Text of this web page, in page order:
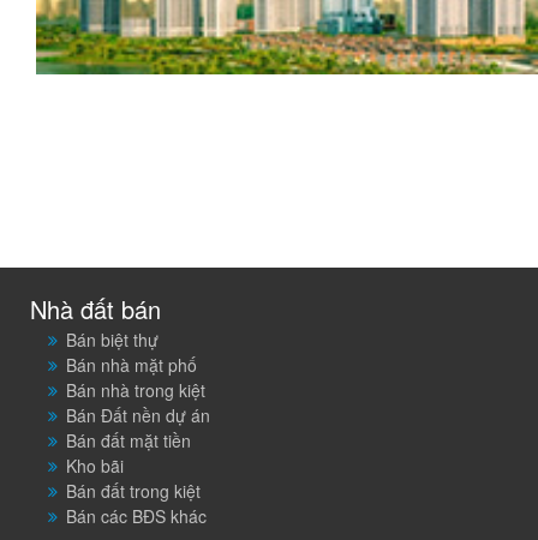
Nhà đất bán
Bán biệt thự
Bán nhà mặt phố
Bán nhà trong kiệt
Bán Đất nền dự án
Bán đất mặt tiền
Kho bãi
Bán đất trong kiệt
Bán các BĐS khác